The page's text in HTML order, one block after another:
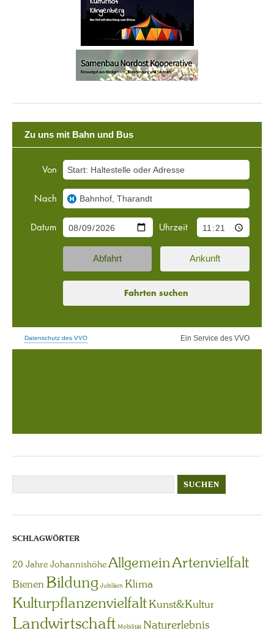
SCHLAGWÖRTER
20 Jahre JohannishöheAllgemeinArtenvielfalt
Bienen Bildung Jubiläen Klima
KulturpflanzenvielfaltKunst&Kultur
Landwirtschaft Mobilität Naturerlebnis